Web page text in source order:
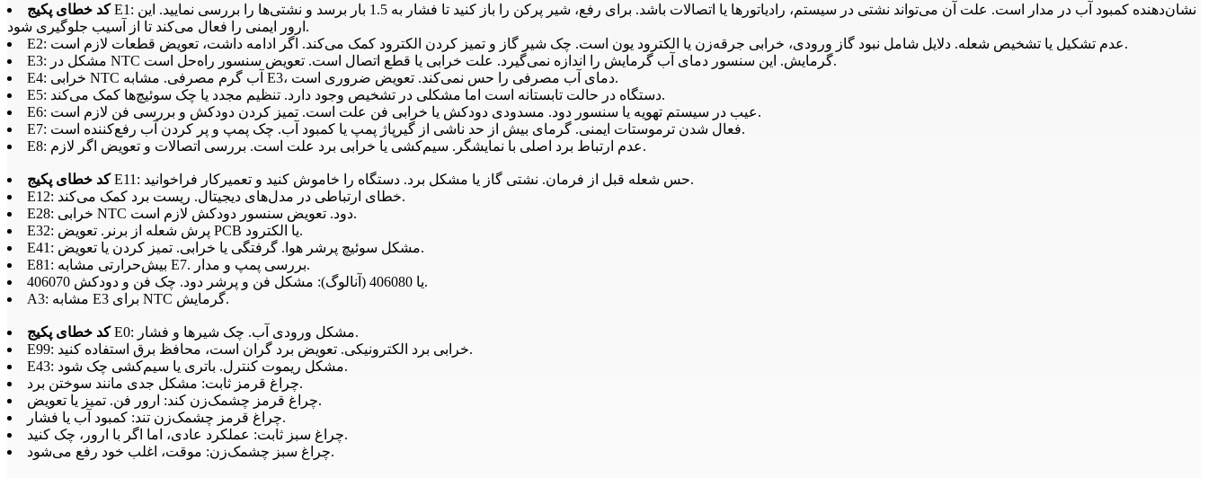
کد خطای پکیجE1: نشان‌دهنده کمبود آب در مدار است. علت آن می‌تواند نشتی در سیستم، رادیاتورها یا اتصالات باشد. برای رفع، شیر پرکن را باز کنید تا فشار به 1.5 بار برسد و نشتی‌ها را بررسی نمایید. این
ارور ایمنی را فعال می‌کند تا از آسیب جلوگیری شود.
E2: عدم تشکیل یا تشخیص شعله. دلایل شامل نبود گاز ورودی، خرابی جرقه‌زن یا الکترود یون است. چک شیر گاز و تمیز کردن الکترود کمک می‌کند. اگر ادامه داشت، تعویض قطعات لازم است.
E3: مشکل در NTC گرمایش. این سنسور دمای آب گرمایش را اندازه نمی‌گیرد. علت خرابی یا قطع اتصال است. تعویض سنسور راه‌حل است.
E4: خرابی NTC آب گرم مصرفی. مشابه E3، دمای آب مصرفی را حس نمی‌کند. تعویض ضروری است.
E5: دستگاه در حالت تابستانه است اما مشکلی در تشخیص وجود دارد. تنظیم مجدد یا چک سوئیچ‌ها کمک می‌کند.
E6: عیب در سیستم تهویه یا سنسور دود. مسدودی دودکش یا خرابی فن علت است. تمیز کردن دودکش و بررسی فن لازم است.
E7: فعال شدن ترموستات ایمنی. گرمای بیش از حد ناشی از گیرپاژ پمپ یا کمبود آب. چک پمپ و پر کردن آب رفع‌کننده است.
E8: عدم ارتباط برد اصلی با نمایشگر. سیم‌کشی یا خرابی برد علت است. بررسی اتصالات و تعویض اگر لازم.
کد خطای پکیج
E11: حس شعله قبل از فرمان. نشتی گاز یا مشکل برد. دستگاه را خاموش کنید و تعمیرکار فراخوانید.
E12: خطای ارتباطی در مدل‌های دیجیتال. ریست برد کمک می‌کند.
E28: خرابی NTC دود. تعویض سنسور دودکش لازم است.
E32: پرش شعله از برنر. تعویض PCB یا الکترود.
E41: مشکل سوئیچ پرشر هوا. گرفتگی یا خرابی. تمیز کردن یا تعویض.
E81: بیش‌حرارتی مشابه E7. بررسی پمپ و مدار.
406070 یا 406080 (آنالوگ): مشکل فن و پرشر دود. چک فن و دودکش.
A3: مشابه E3 برای NTC گرمایش.
کد خطای پکیج
E0: مشکل ورودی آب. چک شیرها و فشار.
E99: خرابی برد الکترونیکی. تعویض برد گران است، محافظ برق استفاده کنید.
E43: مشکل ریموت کنترل. باتری یا سیم‌کشی چک شود.
چراغ قرمز ثابت: مشکل جدی مانند سوختن برد.
چراغ قرمز چشمک‌زن کند: ارور فن. تمیز یا تعویض.
چراغ قرمز چشمک‌زن تند: کمبود آب یا فشار.
چراغ سبز ثابت: عملکرد عادی، اما اگر با ارور، چک کنید.
چراغ سبز چشمک‌زن: موقت، اغلب خود رفع می‌شود.